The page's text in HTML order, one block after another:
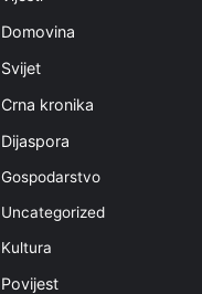
Domovina
Svijet
Crna kronika
Dijaspora
Gospodarstvo
Uncategorized
Kultura
Povijest